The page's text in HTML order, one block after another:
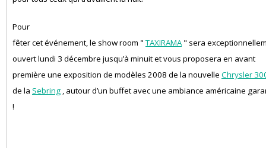
Pour
fêter cet événement, le show room "TAXIRAMA" sera
ouvert lundi 3 décembre jusqu’à minuit et vous proposera en avant
première une exposition de modèles 2008 de la nouvelle Chrysler
de la Sebring , autour d’un buffet avec une ambiance américaine
!